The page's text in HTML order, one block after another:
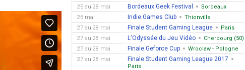
25 au 28 mai
Bordeaux Geek Festival
Bordeaux
26 mai
Indie Games Club
Thionville
27 au 28 mai
Finale Student Gaming League
Paris
27 au 28 mai
L'Odyssée du Jeu Vidéo
Cherbourg (50)
27 au 28 mai
Finale Geforce Cup
Wroclaw - Pologne
27 au 28 mai
Finale Student Gaming League 2017
Paris